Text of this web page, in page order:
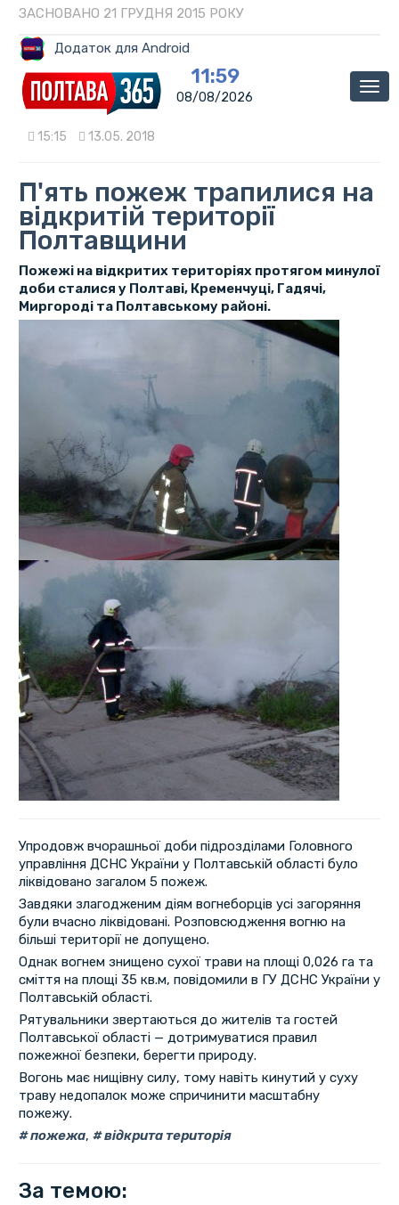
ЗАСНОВАНО 21 ГРУДНЯ 2015 РОКУ
Додаток для Android
11:59
08/08/2026
15:15 13.05. 2018
П'ять пожеж трапилися на
відкритій території
Полтавщини
Пожежі на відкритих територіях протягом минулої
доби сталися у Полтаві, Кременчуці, Гадячі,
Миргороді та Полтавському районі.
Упродовж вчорашньої доби підрозділами Головного
управління ДСНС України у Полтавській області було
ліквідовано загалом 5 пожеж.
Завдяки злагодженим діям вогнеборців усі загоряння
були вчасно ліквідовані. Розповсюдження вогню на
більші території не допущено.
Однак вогнем знищено сухої трави на площі 0,026 га та
сміття на площі 35 кв.м, повідомили в ГУ ДСНС України у
Полтавській області.
Рятувальники звертаються до жителів та гостей
Полтавської області — дотримуватися правил
пожежної безпеки, берегти природу.
Вогонь має нищівну силу, тому навіть кинутий у суху
траву недопалок може спричинити масштабну
пожежу.
пожежа, відкрита територія
За темою: